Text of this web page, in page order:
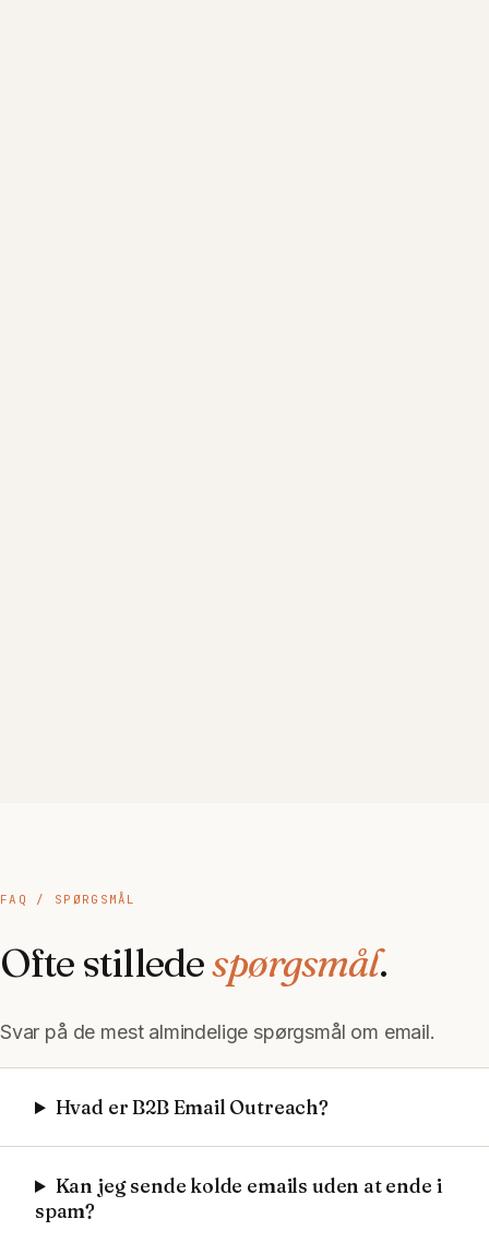
FAQ / SPØRGSMÅL
Ofte stilledespørgsmål.
Svar på de mest almindelige spørgsmål om email.
Hvad er B2B Email Outreach?
Kan jeg sende kolde emails uden at ende i
spam?